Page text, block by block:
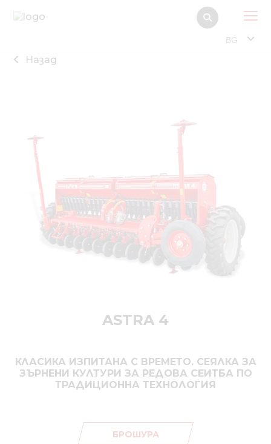
BG
Назад
ASTRA 4
КЛАСИКА ИЗПИТАНА С ВРЕМЕТО. СЕЯЛКА ЗА
ЗЪРНЕНИ КУЛТУРИ ЗА РЕДОВА СЕИТБА ПО
ТРАДИЦИОННА ТЕХНОЛОГИЯ
БРОШУРА